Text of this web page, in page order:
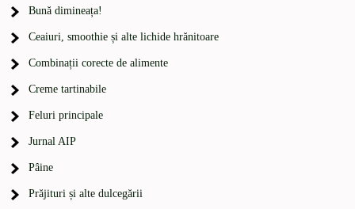
Bună dimineața!
Ceaiuri, smoothie și alte lichide hrănitoare
Combinații corecte de alimente
Creme tartinabile
Feluri principale
Jurnal AIP
Pâine
Prăjituri și alte dulcegării